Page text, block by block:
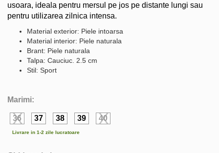
usoara, ideala pentru mersul pe jos pe distante lungi sau
pentru utilizarea zilnica intensa.
Material exterior: Piele intoarsa
Material interior: Piele naturala
Brant: Piele naturala
Talpa: Cauciuc. 2.5 cm
Stil: Sport
Marimi:
36 37 38 39 40
Livrare in 1-2 zile lucratoare